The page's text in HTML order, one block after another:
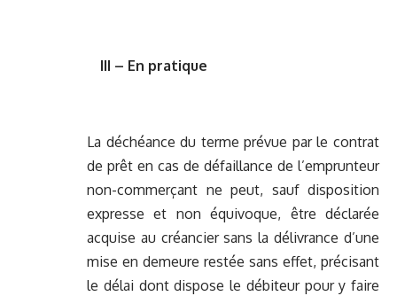
III – En pratique
La déchéance du terme prévue par le contrat
de prêt en cas de défaillance de l’emprunteur
non-commerçant ne peut, sauf disposition
expresse et non équivoque, être déclarée
acquise au créancier sans la délivrance d’une
mise en demeure restée sans effet, précisant
le délai dont dispose le débiteur pour y faire